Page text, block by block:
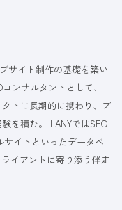
サイト制作の基礎を築い
ンサルタントとして、
トに長期的に携わり、プ
を積む。 LANYではSEO
サイトといったデータベ
イアントに寄り添う伴走